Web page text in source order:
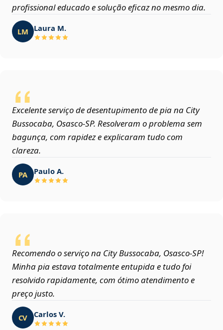
profissional educado e solução eficaz no mesmo dia.
LM Laura M.
Excelente serviço de desentupimento de pia na City
Bussocaba, Osasco‑SP. Resolveram o problema sem
bagunça, com rapidez e explicaram tudo com
clareza.
PA Paulo A.
Recomendo o serviço na City Bussocaba, Osasco‑SP!
Minha pia estava totalmente entupida e tudo foi
resolvido rapidamente, com ótimo atendimento e
preço justo.
CV Carlos V.